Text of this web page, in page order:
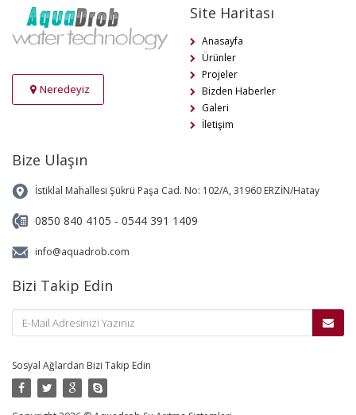
Neredeyiz
Site Haritası
Anasayfa
Ürünler
Projeler
Bizden Haberler
Galeri
İletişim
Bize Ulaşın
İstiklal Mahallesi Şükrü Paşa Cad. No: 102/A, 31960 ERZİN/Hatay
0850 840 4105 - 0544 391 1409
info@aquadrob.com
Bizi Takip Edin
Sosyal Ağlardan Bizi Takip Edin